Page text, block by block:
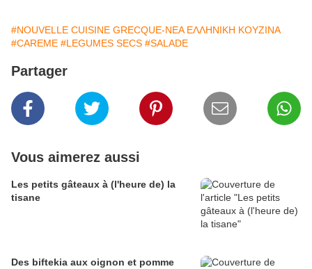
#NOUVELLE CUISINE GRECQUE-ΝΕΑ ΕΛΛΗΝΙΚΗ ΚΟΥΖΙΝΑ
#CAREME #LEGUMES SECS #SALADE
Partager
Vous aimerez aussi
Les petits gâteaux à (l'heure de) la
tisane
Des biftekia aux oignon et pomme